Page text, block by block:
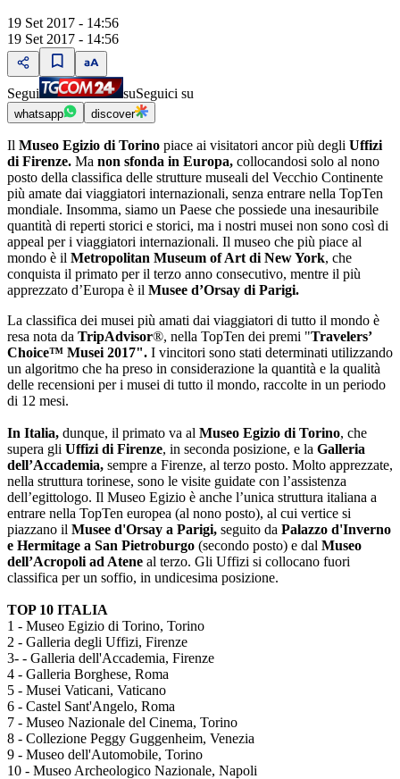
19 Set 2017 - 14:56
19 Set 2017 - 14:56
Segui suSeguici su
whatsapp discover
Il Museo Egizio di Torino piace ai visitatori ancor più degli Uffizi
di Firenze. Ma non sfonda in Europa, collocandosi solo al nono
posto della classifica delle strutture museali del Vecchio Continente
più amate dai viaggiatori internazionali, senza entrare nella TopTen
mondiale. Insomma, siamo un Paese che possiede una inesauribile
quantità di reperti storici e storici, ma i nostri musei non sono così di
appeal per i viaggiatori internazionali. Il museo che più piace al
mondo è il Metropolitan Museum of Art di New York, che
conquista il primato per il terzo anno consecutivo, mentre il più
apprezzato d’Europa è il Musee d’Orsay di Parigi.
La classifica dei musei più amati dai viaggiatori di tutto il mondo è
resa nota da TripAdvisor®, nella TopTen dei premi "Travelers’
Choice™ Musei 2017". I vincitori sono stati determinati utilizzando
un algoritmo che ha preso in considerazione la quantità e la qualità
delle recensioni per i musei di tutto il mondo, raccolte in un periodo
di 12 mesi.
In Italia, dunque, il primato va al Museo Egizio di Torino, che
supera gli Uffizi di Firenze, in seconda posizione, e la Galleria
dell’Accademia, sempre a Firenze, al terzo posto. Molto apprezzate,
nella struttura torinese, sono le visite guidate con l’assistenza
dell’egittologo. Il Museo Egizio è anche l’unica struttura italiana a
entrare nella TopTen europea (al nono posto), al cui vertice si
piazzano il Musee d'Orsay a Parigi, seguito da Palazzo d'Inverno
e Hermitage a San Pietroburgo (secondo posto) e dal Museo
dell’Acropoli ad Atene al terzo. Gli Uffizi si collocano fuori
classifica per un soffio, in undicesima posizione.
TOP 10 ITALIA
1 - Museo Egizio di Torino, Torino
2 - Galleria degli Uffizi, Firenze
3- - Galleria dell'Accademia, Firenze
4 - Galleria Borghese, Roma
5 - Musei Vaticani, Vaticano
6 - Castel Sant'Angelo, Roma
7 - Museo Nazionale del Cinema, Torino
8 - Collezione Peggy Guggenheim, Venezia
9 - Museo dell'Automobile, Torino
10 - Museo Archeologico Nazionale, Napoli